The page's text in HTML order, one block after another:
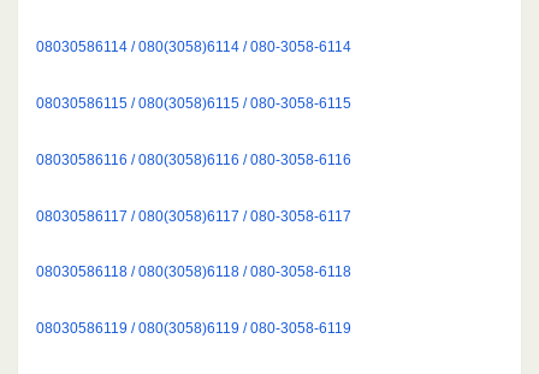
08030586114 / 080(3058)6114 / 080-3058-6114
08030586115 / 080(3058)6115 / 080-3058-6115
08030586116 / 080(3058)6116 / 080-3058-6116
08030586117 / 080(3058)6117 / 080-3058-6117
08030586118 / 080(3058)6118 / 080-3058-6118
08030586119 / 080(3058)6119 / 080-3058-6119